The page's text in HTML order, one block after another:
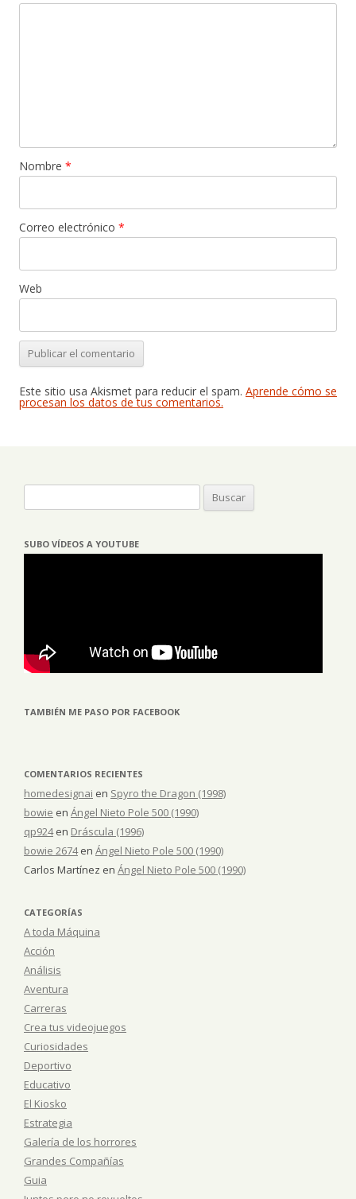
Nombre *
Correo electrónico *
Web
Este sitio usa Akismet para reducir el spam. Aprende cómo se
procesan los datos de tus comentarios.
SUBO VÍDEOS A YOUTUBE
TAMBIÉN ME PASO POR FACEBOOK
COMENTARIOS RECIENTES
homedesignai en Spyro the Dragon (1998)
bowie en Ángel Nieto Pole 500 (1990)
qp924en Dráscula (1996)
bowie 2674en Ángel Nieto Pole 500 (1990)
Carlos Martínez en Ángel Nieto Pole 500 (1990)
CATEGORÍAS
A toda Máquina
Acción
Análisis
Aventura
Carreras
Crea tus videojuegos
Curiosidades
Deportivo
Educativo
El Kiosko
Estrategia
Galería de los horrores
Grandes Compañías
Guia